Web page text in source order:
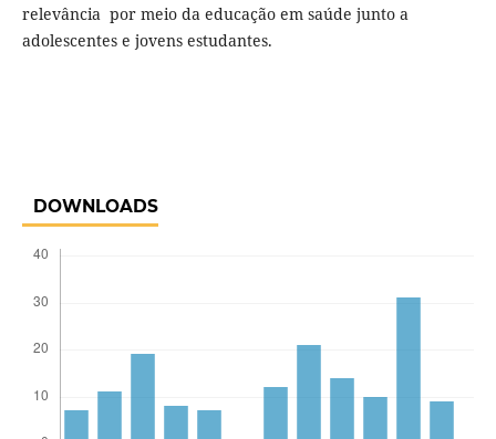
relevância por meio da educação em saúde junto a
adolescentes e jovens estudantes.
DOWNLOADS